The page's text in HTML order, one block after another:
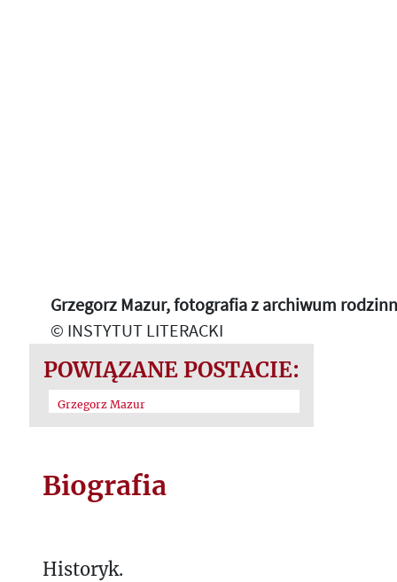
Grzegorz Mazur, fotografia z archiwum
© INSTYTUT LITERACKI
POWIĄZANE POSTACIE:
Grzegorz Mazur
Biografia
Historyk.